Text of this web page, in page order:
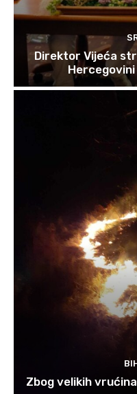
Direktor Vijeća
Zbog velikih